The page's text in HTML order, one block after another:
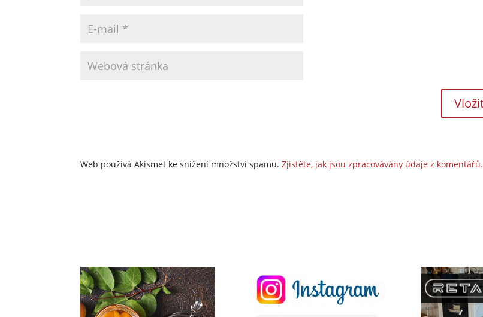
Web používá Akismet ke snížení množství spamu.Zjistěte, jak jsou zpracovávány údaje z komentářů.